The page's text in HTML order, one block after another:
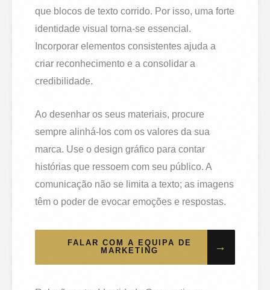
que blocos de texto corrido. Por isso, uma forte
identidade visual torna-se essencial.
Incorporar elementos consistentes ajuda a
criar reconhecimento e a consolidar a
credibilidade.
Ao desenhar os seus materiais, procure
sempre alinhá-los com os valores da sua
marca. Use o design gráfico para contar
histórias que ressoem com seu público. A
comunicação não se limita a texto; as imagens
têm o poder de evocar emoções e respostas.
FALAR COM A EQUIPA DE
MARKETING
→